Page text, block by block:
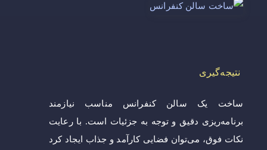
نتیجه‌گیری
ساخت یک سالن کنفرانس مناسب نیازمند
برنامه‌ریزی دقیق و توجه به جزئیات است. با رعایت
نکات فوق، می‌توان فضایی کارآمد و جذاب ایجاد کرد